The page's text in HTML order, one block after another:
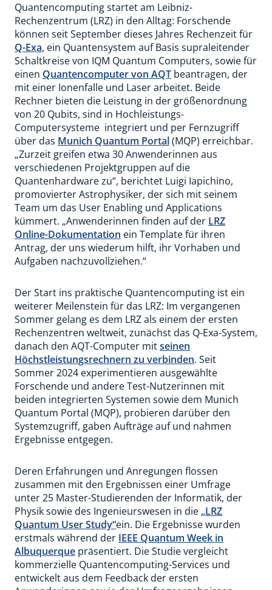
Quantencomputing startet am Leibniz-
Rechenzentrum (LRZ) in den Alltag: Forschende
können seit September dieses Jahres Rechenzeit für
Q-Exa, ein Quantensystem auf Basis supraleitender
Schaltkreise von IQM Quantum Computers, sowie für
einen Quantencomputer von AQT beantragen, der
mit einer Ionenfalle und Laser arbeitet. Beide
Rechner bieten die Leistung in der größenordnung
von 20 Qubits, sind in Hochleistungs-
Computersysteme integriert und per Fernzugriff
über das Munich Quantum Portal(MQP) erreichbar.
„Zurzeit greifen etwa 30 Anwenderinnen aus
verschiedenen Projektgruppen auf die
Quantenhardware zu“, berichtet Luigi Iapichino,
promovierter Astrophysiker, der sich mit seinem
Team um das User Enabling und Applications
kümmert. „Anwenderinnen finden auf der LRZ
Online-Dokumentation ein Template für ihren
Antrag, der uns wiederum hilft, ihr Vorhaben und
Aufgaben nachzuvollziehen.“
Der Start ins praktische Quantencomputing ist ein
weiterer Meilenstein für das LRZ: Im vergangenen
Sommer gelang es dem LRZ als einem der ersten
Rechenzentren weltweit, zunächst das Q-Exa-System,
danach den AQT-Computer mitseinen
Höchstleistungsrechnern zu verbinden. Seit
Sommer 2024 experimentieren ausgewählte
Forschende und andere Test-Nutzerinnen mit
beiden integrierten Systemen sowie dem Munich
Quantum Portal (MQP), probieren darüber den
Systemzugriff, gaben Aufträge auf und nahmen
Ergebnisse entgegen.
Deren Erfahrungen und Anregungen flossen
zusammen mit den Ergebnissen einer Umfrage
unter 25 Master-Studierenden der Informatik, der
Physik sowie des Ingenieurswesen in die „LRZ
Quantum User Study“ein. Die Ergebnisse wurden
erstmals während der IEEE Quantum Week in
Albuquerque präsentiert. Die Studie vergleicht
kommerzielle Quantencomputing-Services und
entwickelt aus dem Feedback der ersten